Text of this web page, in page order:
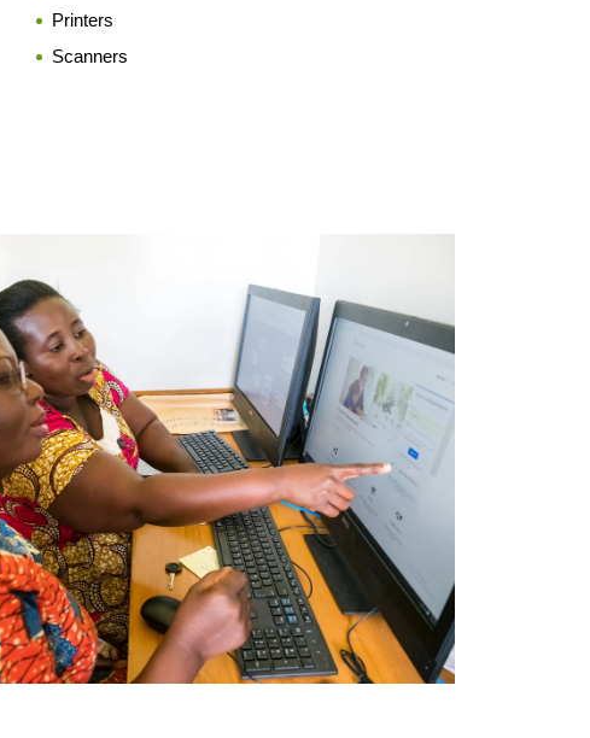
Printers
Scanners